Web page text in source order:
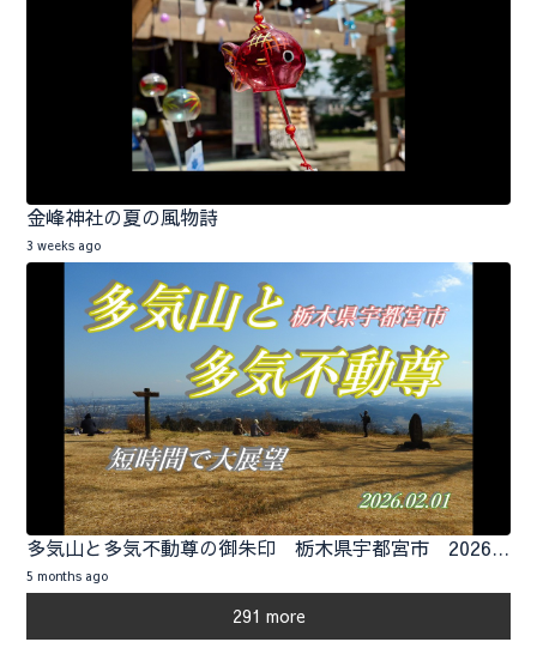
金峰神社の夏の風物詩
3 weeks ago
多気山と多気不動尊の御朱印 栃木県宇都宮市 2026.02.01
5 months ago
291 more